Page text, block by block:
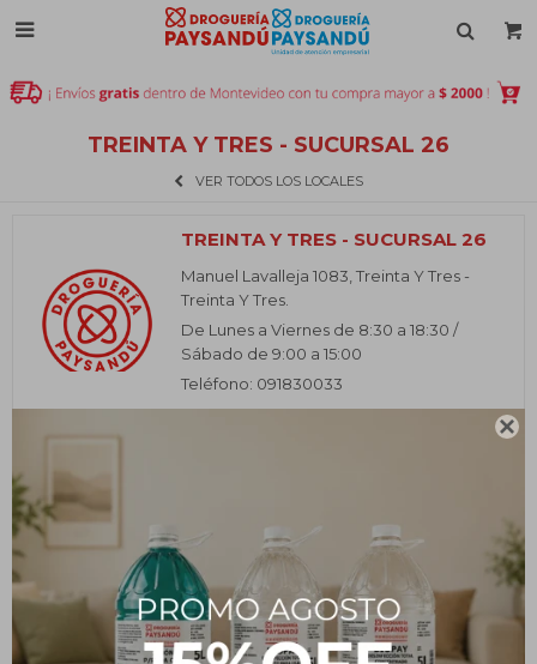


TREINTA Y TRES - SUCURSAL 26
VER TODOS LOS LOCALES
TREINTA Y TRES - SUCURSAL 26
Manuel Lavalleja 1083, Treinta Y Tres -
Treinta Y Tres.
De Lunes a Viernes de 8:30 a 18:30 /
Sábado de 9:00 a 15:00
Teléfono: 091830033